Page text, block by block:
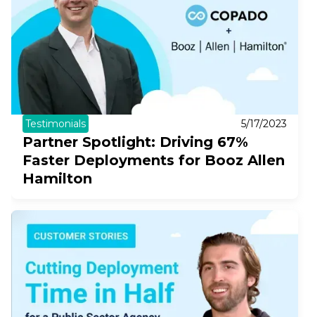
Testimonials 5/17/2023
Partner Spotlight: Driving 67%
Faster Deployments for Booz Allen
Hamilton